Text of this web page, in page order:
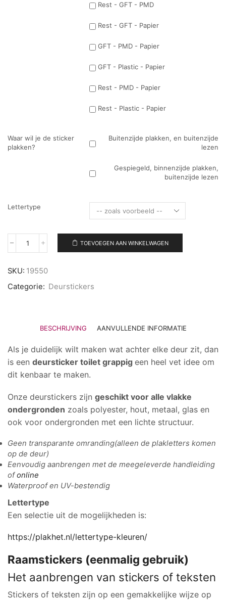
Rest - GFT - PMD
Rest - GFT - Papier
GFT - PMD - Papier
GFT - Plastic - Papier
Rest - PMD - Papier
Rest - Plastic - Papier
Waar wil je de sticker
plakken?
Buitenzijde plakken, en buitenzijde
lezen
Gespiegeld, binnenzijde plakken,
buitenzijde lezen
Lettertype
Deursticker
aantal
TOEVOEGEN AAN WINKELWAGEN
SKU: 19550
Categorie: Deurstickers
BESCHRIJVING AANVULLENDE INFORMATIE
Als je duidelijk wilt maken wat achter elke deur zit, dan
is een deursticker toilet grappig een heel vet idee om
dit kenbaar te maken.
Onze deurstickers zijn geschikt voor alle vlakke
ondergronden zoals polyester, hout, metaal, glas en
ook voor ondergronden met een lichte structuur.
Geen transparante omranding(alleen de plakletters komen
op de deur)
Eenvoudig aanbrengen met de meegeleverde handleiding
ofonline
Waterproof en UV-bestendig
Lettertype
Een selectie uit de mogelijkheden is:
https://plakhet.nl/lettertype-kleuren/
Raamstickers (eenmalig gebruik)
Het aanbrengen van stickers of teksten
Stickers of teksten zijn op een gemakkelijke wijze op